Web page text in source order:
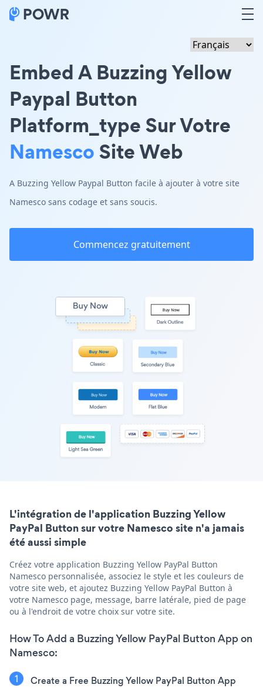
Embed A Buzzing Yellow
Paypal Button
Platform_type Sur Votre
NamescoSite Web
A Buzzing Yellow Paypal Button facile à ajouter à votre site
Namesco sans codage et sans soucis.
Commencez gratuitement
L'intégration de l'application Buzzing Yellow
PayPal Button sur votre Namesco site n'a jamais
été aussi simple
Créez votre application Buzzing Yellow PayPal Button
Namesco personnalisée, associez le style et les couleurs de
votre site web, et ajoutez Buzzing Yellow PayPal Button à
votre Namesco page, message, barre latérale, pied de page
ou à l'endroit de votre choix sur votre site.
How To Add a Buzzing Yellow PayPal Button App on
Namesco:
Create a Free Buzzing Yellow PayPal Button App